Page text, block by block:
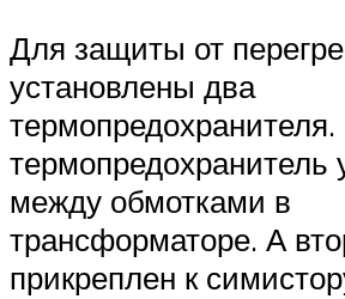
Для защиты от
установлены два
термопредохранитель
между обмотками в
трансформаторе. А
прикреплен к